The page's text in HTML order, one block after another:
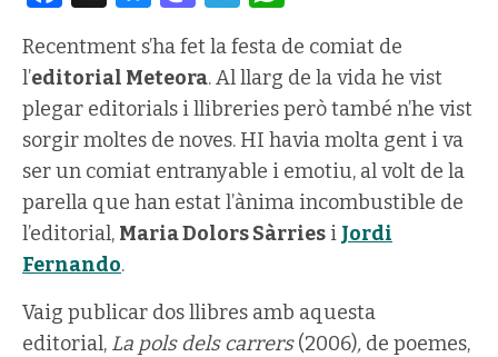
Recentment s’ha fet la festa de comiat de
l’editorial Meteora. Al llarg de la vida he vist
plegar editorials i llibreries però també n’he vist
sorgir moltes de noves. HI havia molta gent i va
ser un comiat entranyable i emotiu, al volt de la
parella que han estat l’ànima incombustible de
l’editorial, Maria Dolors Sàrries i Jordi
Fernando.
Vaig publicar dos llibres amb aquesta
editorial, La pols dels carrers(2006), de poemes,